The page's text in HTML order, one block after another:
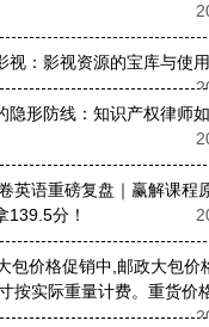
视：影视资源的宝库与使
隐形防线：知识产权律师
英语重磅复盘｜赢解课程
139.5分！
包价格促销中,邮政大包价
按实际重量计费。重货价